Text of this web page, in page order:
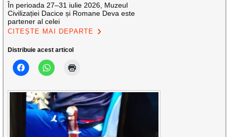
În perioada 27–31 iulie 2026, Muzeul
Civilizației Dacice și Romane Deva este
partener al celei
CITEȘTE MAI DEPARTE
Distribuie acest articol